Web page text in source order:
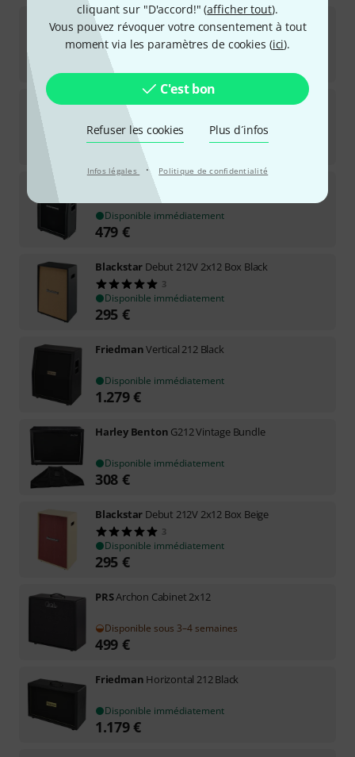
cliquant sur "D'accord!" (afficher tout).
Vous pouvez révoquer votre consentement à tout
moment via les paramètres de cookies (ici).
C'est bon
Refuser les cookies Plus d´infos
Infos légales · Politique de confidentialité
HESU Vertical V212 Standard Cab BK
Disponible immédiatement
729
Evh5150 III EL34 2x12 ST Cab BK
Disponible sous 2–3 semaines
599€
Electro Harmonix
Disponible immédiatement
479 €
Blackstar Debut 212V 2x12 Box Black
3
Disponible immédiatement
295 €
FriedmanVertical 212 Black
Disponible immédiatement
1.279€
Harley Benton G212 Vintage Bundle
Disponible immédiatement
308 €
Blackstar Debut 212V 2x12 Box Beige
3
Disponible immédiatement
295 €
PRSArchon Cabinet 2x12
Disponible sous 3–4 semaines
499 €
Friedman Horizontal 212 Black
Disponible immédiatement
1.179€